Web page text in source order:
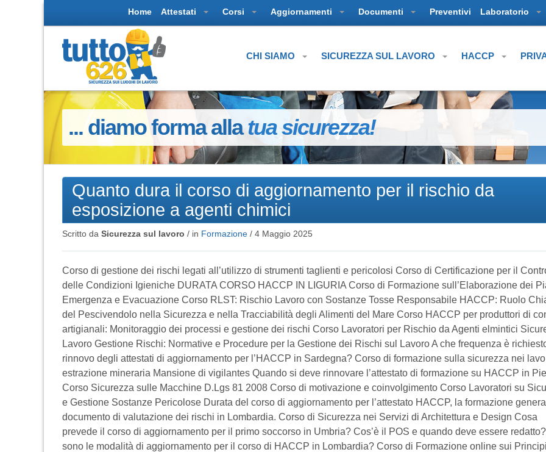
Home Attestati Corsi Aggiornamenti Documenti Preventivi Laboratorio
CHI SIAMO SICUREZZA SUL LAVORO HACCP
... diamo forma allatua sicurezza!
Quanto dura il corso di aggiornamento per il rischio da
esposizione a agenti chimici
Scritto da Sicurezza sul lavoro / in Formazione / 4 Maggio 2025
Corso di gestione dei rischi legati all’utilizzo di strumenti taglienti e pericolosi Corso di Certificazione per il
delle Condizioni Igieniche DURATA CORSO HACCP IN LIGURIA Corso di Formazione sull’Elaborazione dei
Emergenza e Evacuazione Corso RLST: Rischio Lavoro con Sostanze Tosse Responsabile HACCP: Ruolo
del Pescivendolo nella Sicurezza e nella Tracciabilità degli Alimenti del Mare Corso HACCP per produttori di
artigianali: Monitoraggio dei processi e gestione dei rischi Corso Lavoratori per Rischio da Agenti elmintici
Lavoro Gestione Rischi: Normative e Procedure per la Gestione dei Rischi sul Lavoro A che frequenza è
rinnovo degli attestati di aggiornamento per l’HACCP in Sardegna? Corso di formazione sulla sicurezza nei
estrazione mineraria Mansione di vigilantes Quando si deve rinnovare l’attestato di formazione su HACCP in
Corso Sicurezza sulle Macchine D.Lgs 81 2008 Corso di motivazione e coinvolgimento Corso Lavoratori su
e Gestione Sostanze Pericolose Durata del corso di aggiornamento per l’attestato HACCP, la formazione
documento di valutazione dei rischi in Lombardia. Corso di Sicurezza nei Servizi di Architettura e Design Cosa
prevede il corso di aggiornamento per il primo soccorso in Umbria? Cos’è il POS e quando deve essere
sono le modalità di aggiornamento per il corso di HACCP in Lombardia? Corso di Formazione online sui